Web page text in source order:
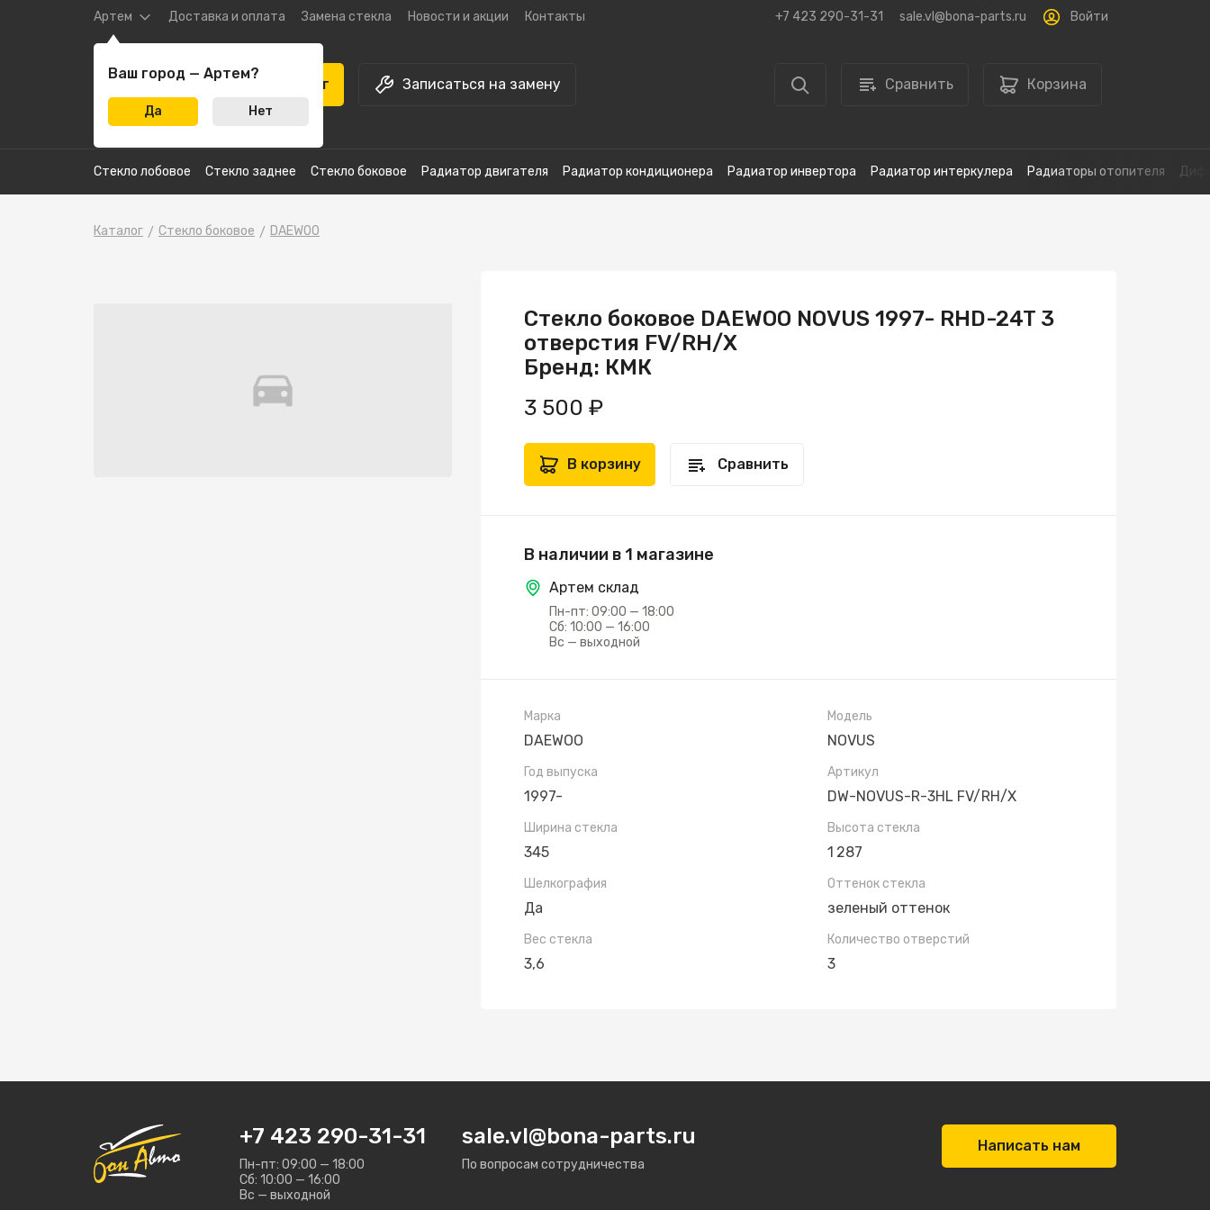
Артем Доставка и оплата Замена стекла Новости и акции Контакты +7 423 290-31-31 sale.vl@bona-parts.ru Войти
Каталог Записаться на замену Сравнить Корзина
Ваш город — Артем?
Да Нет
Стекло лобовое Стекло заднее Стекло боковое Радиатор двигателя Радиатор кондиционера Радиатор инвертора Радиатор интеркулера Радиаторы отопителя
Каталог Стекло боковое DAEWOO
Стекло боковое DAEWOO NOVUS 1997- RHD-24T 3
отверстия FV/RH/X
Бренд: КМК
3 500 ₽
В корзину Сравнить
В наличии в 1 магазине
Артем склад
Пн-пт: 09:00 — 18:00
Сб: 10:00 — 16:00
Вс — выходной
Марка
DAEWOO
Модель
NOVUS
Год выпуска
1997-
Артикул
DW-NOVUS-R-3HL FV/RH/X
Ширина стекла
345
Высота стекла
1 287
Шелкография
Да
Оттенок стекла
зеленый оттенок
Вес стекла
3,6
Количество отверстий
3
+7 423 290-31-31
Пн-пт: 09:00 — 18:00
Сб: 10:00 — 16:00
Вс — выходной
sale.vl@bona-parts.ru
По вопросам сотрудничества
Написать нам